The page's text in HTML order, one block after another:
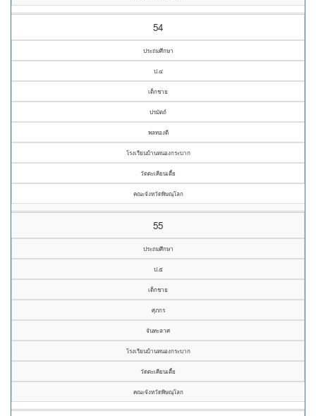
54
ประถมศึกษา
ป.๔
เด็กชาย
ปรมัตถ์
พลทองดี
โรงเรียนบ้านหนองกระบาก
วัดตะเคียนเตี้ย
คณะจังหวัดพิษณุโลก
55
ประถมศึกษา
ป.๕
เด็กชาย
ศุภกร
จันทะลาศ
โรงเรียนบ้านหนองกระบาก
วัดตะเคียนเตี้ย
คณะจังหวัดพิษณุโลก